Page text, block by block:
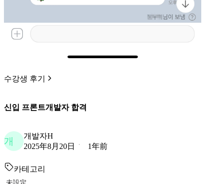
수강생 후기
신입 프론트개발자 합격
개
개발자H
2025年8月20日
1年前
카테고리